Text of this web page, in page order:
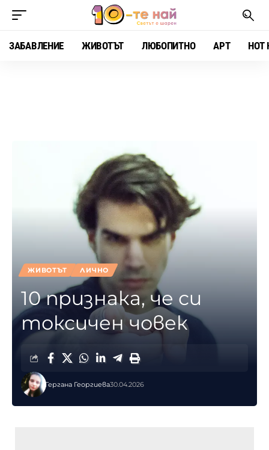
ЗАБАВЛЕНИЕ ЖИВОТЪТ ЛЮБОПИТНО АРТ HOT
ЖИВОТЪТ ЛИЧНО
10 признака, че си
токсичен човек
Гергана Георгиева30.04.2026